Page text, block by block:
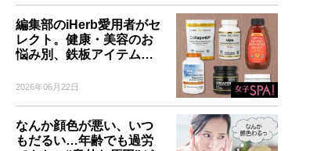
編集部のiHerb愛用者がセ
レクト。健康・美容のお
悩み別、鉄板アイテム…
2026年06月22日
なんか顔色が悪い、いつ
もだるい…年齢でも過労